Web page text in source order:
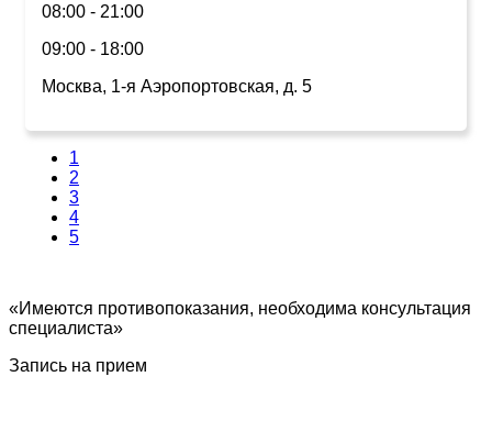
08:00 - 21:00
09:00 - 18:00
Москва, 1-я Аэропортовская, д. 5
1
2
3
4
5
«Имеются противопоказания, необходима консультация
специалиста»
Запись на прием